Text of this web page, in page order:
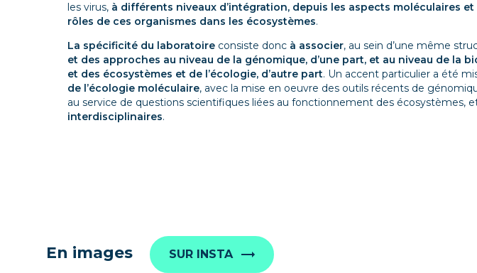
les virus, à différents niveaux d’intégration, depuis les aspects moléculaires et
rôles de ces organismes dans les écosystèmes.
La spécificité du laboratoireconsiste donc à associer, au sein d’une même
et des approches au niveau de la génomique, d’une part, et au niveau de la
et des écosystèmes et de l’écologie, d’autre part. Un accent particulier a été
de l’écologie moléculaire, avec la mise en oeuvre des outils récents de
au service de questions scientifiques liées au fonctionnement des écosystèmes,
interdisciplinaires.
En images SUR INSTA